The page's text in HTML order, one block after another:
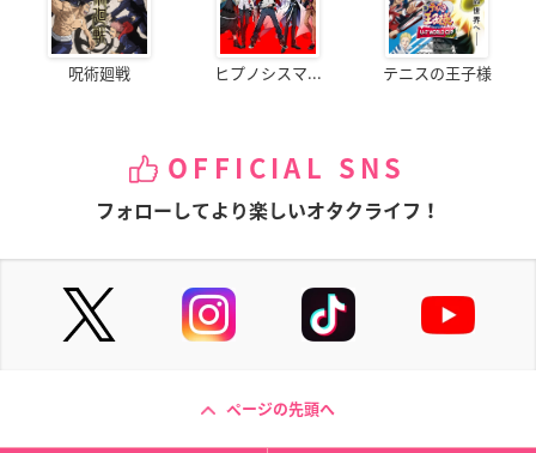
呪術廻戦 ヒプノシスマ... テニスの王子様
OFFICIAL SNS
フォローしてより楽しいオタクライフ！
ページの先頭へ